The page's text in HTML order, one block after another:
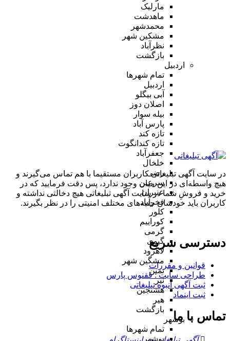
مارلیک
ماهدشت
محمدشهر
مشکین شهر
نظرآباد
بازگشت
اردبیل
تمام شهر‌ها
اردبیل
آبی بیگلو
اصلان دوز
بیله سوار
پارس آباد
تازه کند
تازه کندانگوت
جعفرآباد
خلخال
رضی
سرعین
عنبران
فخرآباد
کلور
کوراییم
گرمی
گیوی
لاهرود
مشگین شهر
نمین
نیر
هشتجین
هیر
بازگشت
بوشهر
تمام شهر‌ها
بوشهر
در سایت آگهی تبلیغاتی کاربران مستقیما با هم تماس می‌گیرند و
هیچ واسطه‌ای در این میان وجود ندارد، پس دقت فرمایید که در
خرید و فروشِ شما در سایت آگهی تبلیغاتی هیچ دخالتی نداشته و
کاربران باید خودشان جنبه‌های مختلف امنیتی را در نظر بگیرند.
دسترسی سریع
قوانین و مقررات
طراحی سایت : ققنوس پارس
ثبت آگهی انبوه تبلیغاتی
ثبت اینماد
تماس با ما